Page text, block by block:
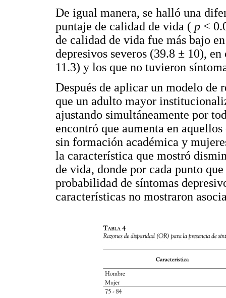
De igual manera, se halló una
puntaje de calidad de vida ( p <
de calidad de vida fue más bajo
depresivos severos (39.8 ± 10),
11.3) y los que no tuvieron
Después de aplicar un modelo de
que un adulto mayor
ajustando simultáneamente por
encontró que aumenta en
sin formación académica y
la característica que mostró
de vida, donde por cada punto
probabilidad de síntomas
características no mostraron